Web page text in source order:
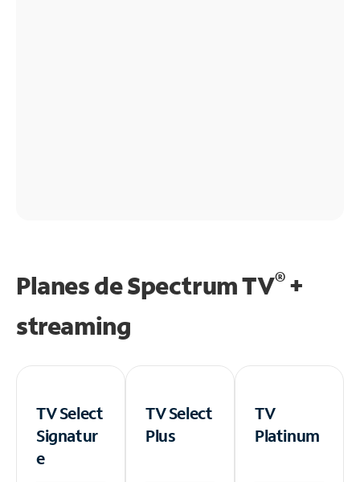
Planes de Spectrum TV®+
streaming
TV Select
Signatur
e
TV Select
Plus
TV
Platinum